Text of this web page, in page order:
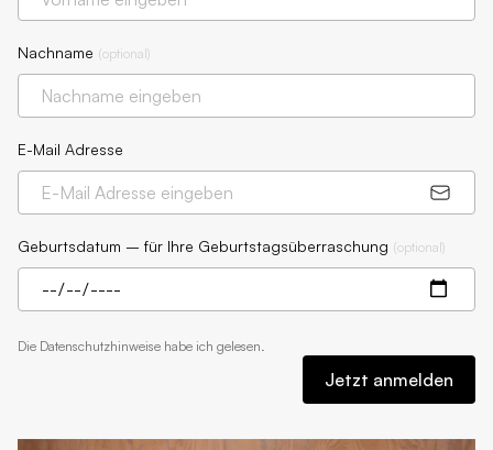
Nachname (optional)
E-Mail Adresse
Geburtsdatum – für Ihre Geburtstagsüberraschung (optional)
Die Datenschutzhinweise habe ich gelesen.
Jetzt anmelden